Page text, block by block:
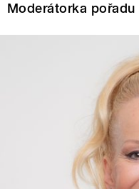
Moderátorka pořadu